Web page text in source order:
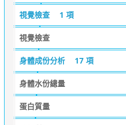
視覺檢查 1 項
視覺檢查
身體成份分析 17 項
身體水份總量
蛋白質量